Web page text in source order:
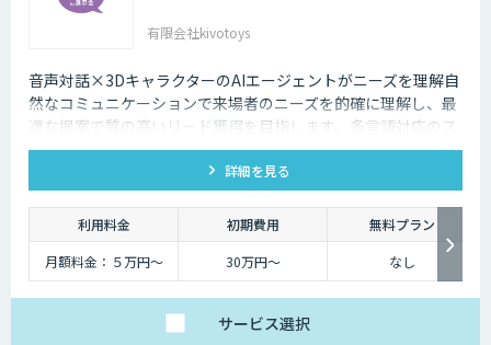
有限会社kivotoys
音声対話×3DキャラクターのAIエージェントがニーズを理解自
然なコミュニケーションで来場者のニーズを的確に理解し、最
適な提案で質の高いリード獲得を目指します。多言語対応のス
タッフとして、人件費削減も実現。対話記録の取得・分析で展
示会後の追客も確実な成果へ。詳細を見る
利用料金 初期費用
無料プラン
月額料金：５万円〜
30万円〜 なし
サービス選択